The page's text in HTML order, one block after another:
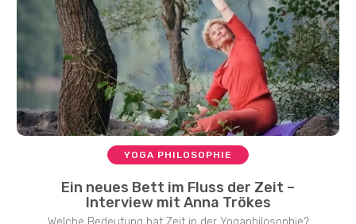
YOGA PHILOSOPHIE
Ein neues Bett im Fluss der Zeit –
Interview mit Anna Trökes